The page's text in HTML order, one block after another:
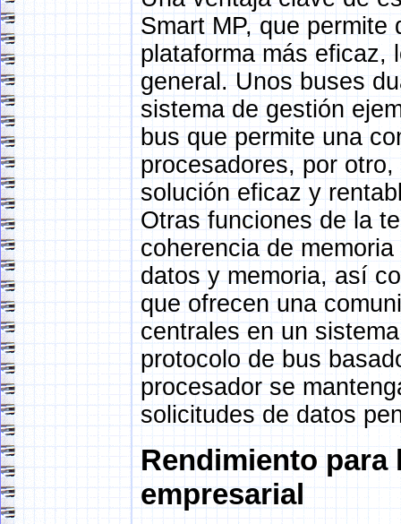
Smart MP, que
plataforma más eficaz,
general. Unos buses
sistema de gestión
bus que permite una
procesadores, por
solución eficaz y
Otras funciones de la
coherencia de
datos y memoria, así
que ofrecen una
centrales en un
protocolo de bus
procesador se
solicitudes de datos
Rendimiento
empresarial